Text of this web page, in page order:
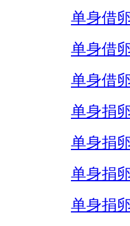
单身借
单身借
单身借
单身捐
单身捐
单身捐
单身捐